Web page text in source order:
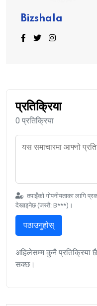
Bizshala
प्रतिक्रिया
0 प्रतिक्रिया
तपाईंको गोपनीयताका लागि
देखाइनेछ (जस्तै: B***)।
पठाउनुहोस्
अहिलेसम्म कुनै प्रतिक्रिया
सक्छ।